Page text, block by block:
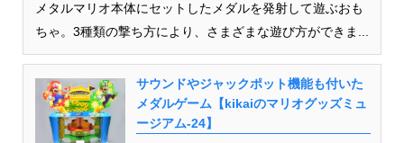
メタルマリオ本体にセットしたメダルを発射して遊ぶおも
ちゃ。3種類の撃ち方により、さまざまな遊び方ができま...
サウンドやジャックポット機能も付いた
メダルゲーム【kikaiのマリオグッズミュ
ージアム-24】